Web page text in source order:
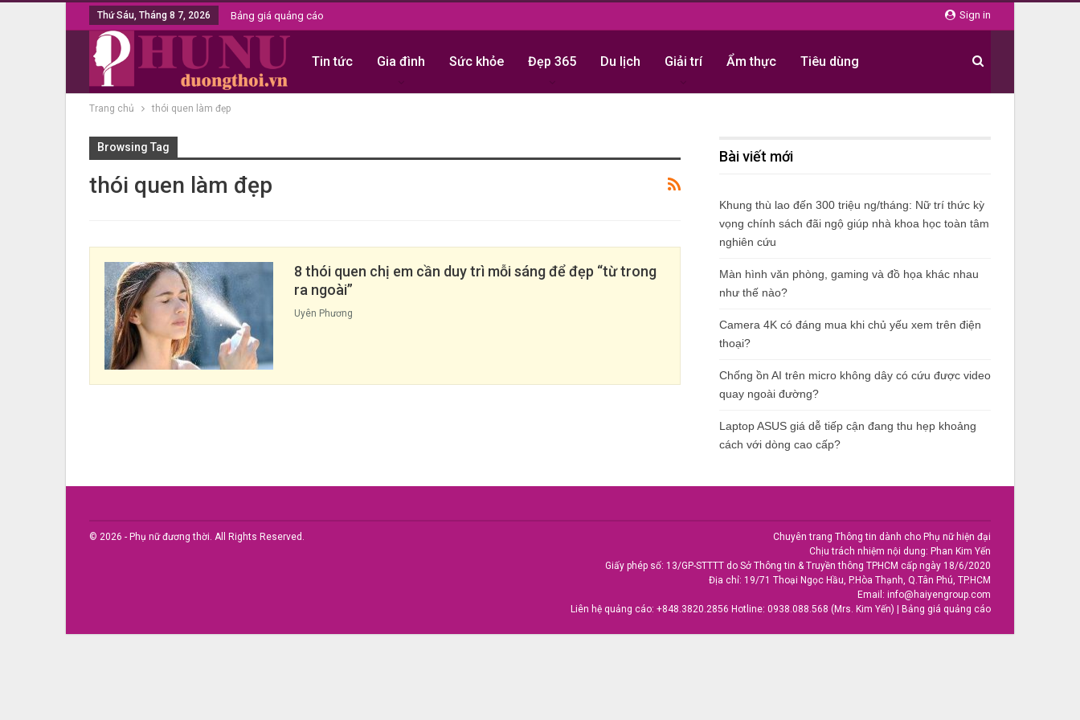
Sign in
Thứ Sáu, Tháng 8 7, 2026 Bảng giá quảng cáo
Tin tức Gia đình Sức khỏe Đẹp 365 Du lịch Giải trí Ẩm thực Tiêu dùng
Trang chủ thói quen làm đẹp
Browsing Tag
thói quen làm đẹp
8 thói quen chị em cần duy trì mỗi sáng để đẹp “từ trong
ra ngoài”
Uyên Phương
Bài viết mới
Khung thù lao đến 300 triệu ng/tháng: Nữ trí thức kỳ
vọng chính sách đãi ngộ giúp nhà khoa học toàn tâm
nghiên cứu
Màn hình văn phòng, gaming và đồ họa khác nhau
như thế nào?
Camera 4K có đáng mua khi chủ yếu xem trên điện
thoại?
Chống ồn AI trên micro không dây có cứu được video
quay ngoài đường?
Laptop ASUS giá dễ tiếp cận đang thu hẹp khoảng
cách với dòng cao cấp?
© 2026 - Phụ nữ đương thời. All Rights Reserved.
Chuyên trang Thông tin dành cho Phụ nữ hiện đại
Chịu trách nhiệm nội dung: Phan Kim Yến
Giấy phép số: 13/GP-STTTT do Sở Thông tin & Truyền thông TPHCM cấp ngày 18/6/2020
Địa chỉ: 19/71 Thoại Ngọc Hầu, P.Hòa Thạnh, Q.Tân Phú, TP.HCM
Email: info@haiyengroup.com
Liên hệ quảng cáo: +848.3820.2856 Hotline: 0938.088.568 (Mrs. Kim Yến) Bảng giá quảng cáo